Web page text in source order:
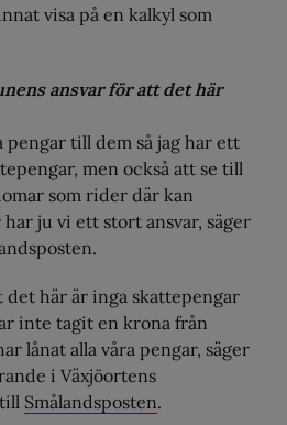
visa på en kalkyl som
ansvar för att det här
pengar till dem så jag har ett
men också att se till
som rider där kan
ju vi ett stort ansvar, säger
det här är inga skattepengar
inte tagit en krona från
lånat alla våra pengar, säger
i Växjöortens
Smålandsposten.